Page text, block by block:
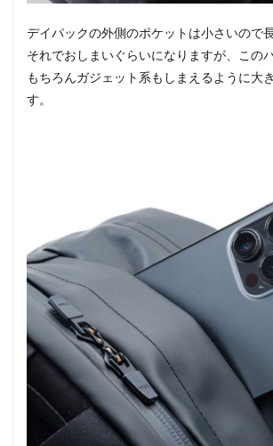
デイパックの外側のポケットは小さいので
それでおしまいぐらいになりますが、この
もちろんガジェット系もしまえるように大
す。